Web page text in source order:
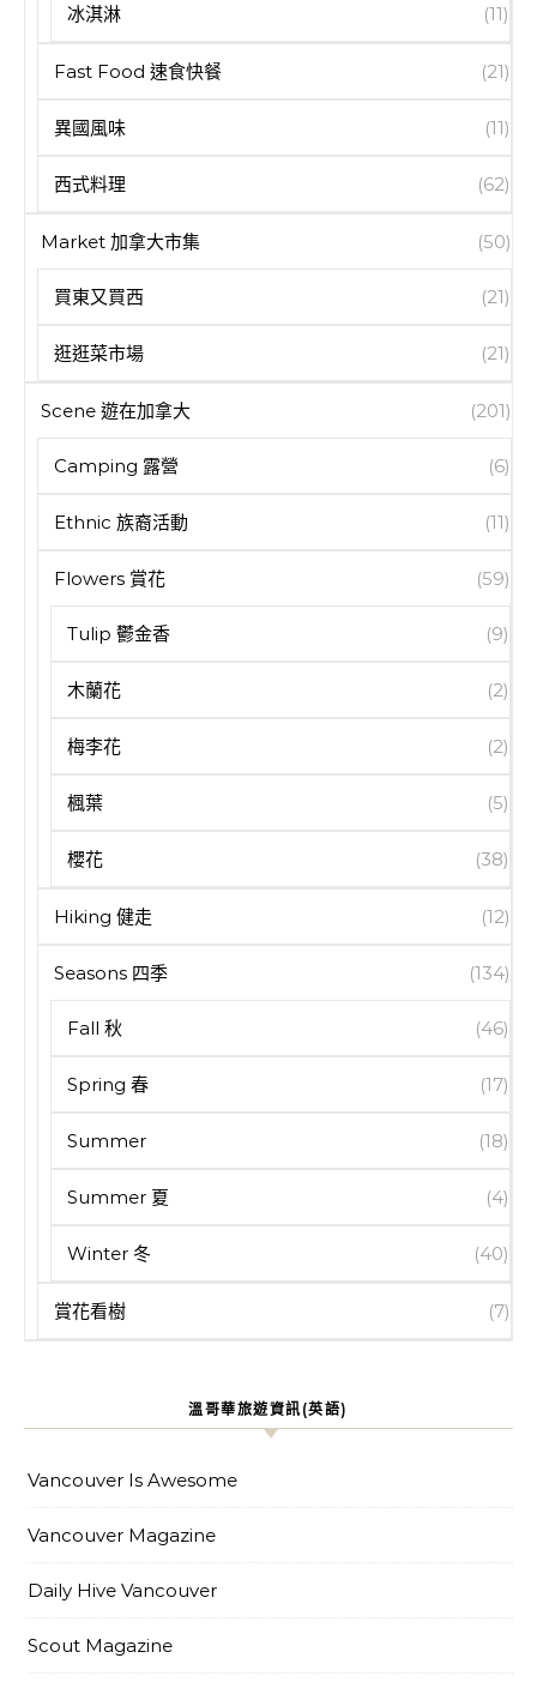
冰淇淋 (11)
Fast Food 速食快餐 (21)
異國風味 (11)
西式料理 (62)
Market 加拿大市集 (50)
買東又買西 (21)
逛逛菜市場 (21)
Scene 遊在加拿大 (201)
Camping 露營 (6)
Ethnic 族裔活動 (11)
Flowers 賞花 (59)
Tulip 鬱金香 (9)
木蘭花 (2)
梅李花 (2)
楓葉 (5)
櫻花 (38)
Hiking 健走 (12)
Seasons 四季 (134)
Fall 秋 (46)
Spring 春 (17)
Summer (18)
Summer 夏 (4)
Winter 冬 (40)
賞花看樹 (7)
溫哥華旅遊資訊(英語)
Vancouver Is Awesome
Vancouver Magazine
Daily Hive Vancouver
Scout Magazine